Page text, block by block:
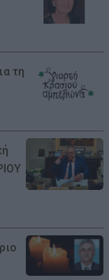
τη